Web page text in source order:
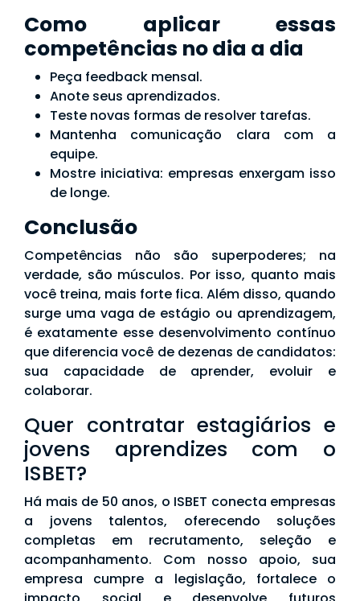
Como aplicar essas
competências no dia a dia
Peça feedback mensal.
Anote seus aprendizados.
Teste novas formas de resolver tarefas.
Mantenha comunicação clara com a
equipe.
Mostre iniciativa: empresas enxergam isso
de longe.
Conclusão
Competências não são superpoderes; na
verdade, são músculos. Por isso, quanto mais
você treina, mais forte fica. Além disso, quando
surge uma vaga de estágio ou aprendizagem,
é exatamente esse desenvolvimento contínuo
que diferencia você de dezenas de candidatos:
sua capacidade de aprender, evoluir e
colaborar.
Quer contratar estagiários e
jovens aprendizes com o
ISBET?
Há mais de 50 anos, o ISBET conecta empresas
a jovens talentos, oferecendo soluções
completas em recrutamento, seleção e
acompanhamento. Com nosso apoio, sua
empresa cumpre a legislação, fortalece o